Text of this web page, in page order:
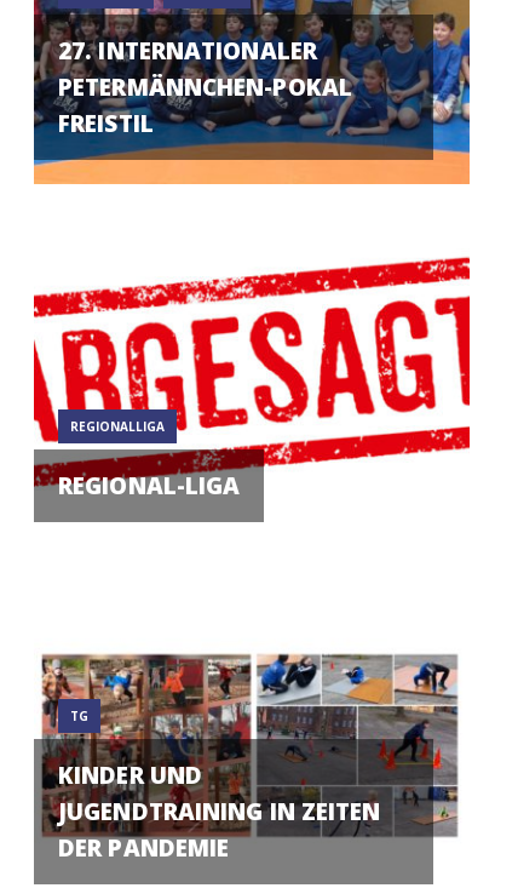
27. INTERNATIONALER
PETERMÄNNCHEN-POKAL
FREISTIL
REGIONALLIGA
REGIONAL-LIGA
TG
KINDER UND
JUGENDTRAINING IN ZEITEN
DER PANDEMIE